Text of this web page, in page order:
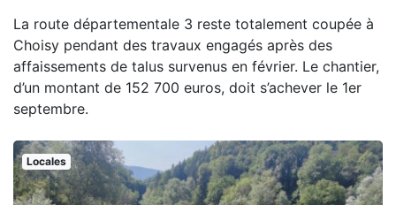
La route départementale 3 reste totalement coupée à
Choisy pendant des travaux engagés après des
affaissements de talus survenus en février. Le chantier,
d’un montant de 152 700 euros, doit s’achever le 1er
septembre.
Locales